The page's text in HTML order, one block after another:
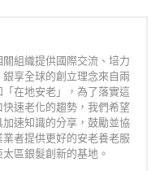
組織提供國際交流、培力
享全球的創立理念來自兩
在地安老」，為了落實這
速老化的趨勢，我們希望
速知識的分享，鼓勵並協
者提供更好的安老養老服
區銀髮創新的基地。